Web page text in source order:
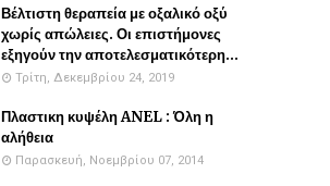
Βέλτιστη θεραπεία με οξαλικό οξύ
χωρίς απώλειες. Οι επιστήμονες
εξηγούν την αποτελεσματικότερη...
Τρίτη, Δεκεμβρίου 24, 2019
Πλαστικη κυψέλη ANEL : Όλη η
αλήθεια
Παρασκευή, Νοεμβρίου 07, 2014